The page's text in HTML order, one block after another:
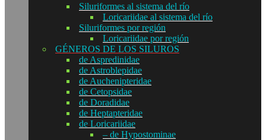
Siluriformes al sistema del río
Loricariidae al sistema del río
Siluriformes por región
Loricariidae por región
GÉNEROS DE LOS SILUROS
de Aspredinidae
de Astroblepidae
de Auchenipteridae
de Cetopsidae
de Doradidae
de Heptapteridae
de Loricariidae
– de Hypostominae